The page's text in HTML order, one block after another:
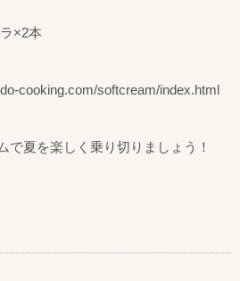
×2本
softcream/index.html
で夏を楽しく乗り切りましょう！